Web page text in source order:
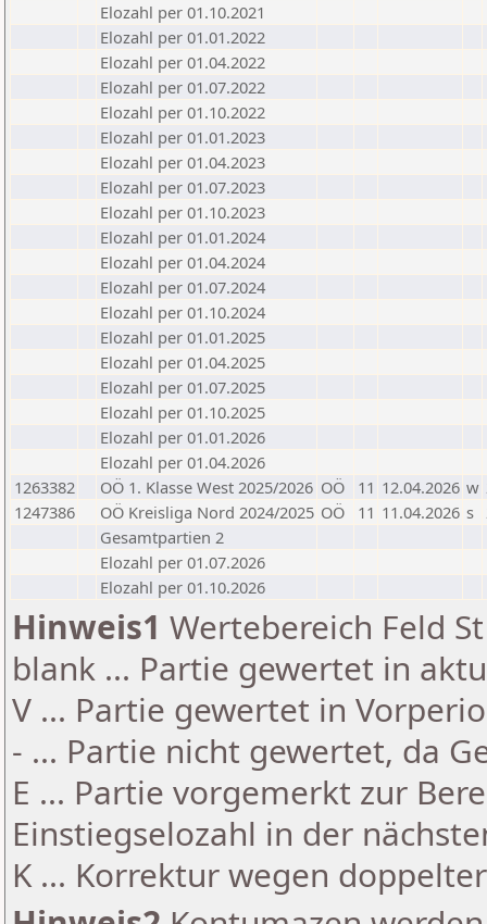
Elozahl per 01.10.2021
Elozahl per 01.01.2022
Elozahl per 01.04.2022
Elozahl per 01.07.2022
Elozahl per 01.10.2022
Elozahl per 01.01.2023
Elozahl per 01.04.2023
Elozahl per 01.07.2023
Elozahl per 01.10.2023
Elozahl per 01.01.2024
Elozahl per 01.04.2024
Elozahl per 01.07.2024
Elozahl per 01.10.2024
Elozahl per 01.01.2025
Elozahl per 01.04.2025
Elozahl per 01.07.2025
Elozahl per 01.10.2025
Elozahl per 01.01.2026
Elozahl per 01.04.2026
1263382
OÖ 1. Klasse West 2025/2026 OÖ 11 12.04.2026 w
1247386
OÖ Kreisliga Nord 2024/2025 OÖ 11 11.04.2026 s
Gesamtpartien 2
Elozahl per 01.07.2026
Elozahl per 01.10.2026
Hinweis1 Wertebereich Feld
blank ... Partie gewertet in
V ... Partie gewertet in
- ... Partie nicht gewertet, da
E ... Partie vorgemerkt zur
Einstiegselozahl in der
K ... Korrektur wegen